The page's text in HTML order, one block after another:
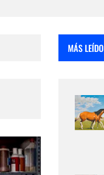
MÁS LEÍDO